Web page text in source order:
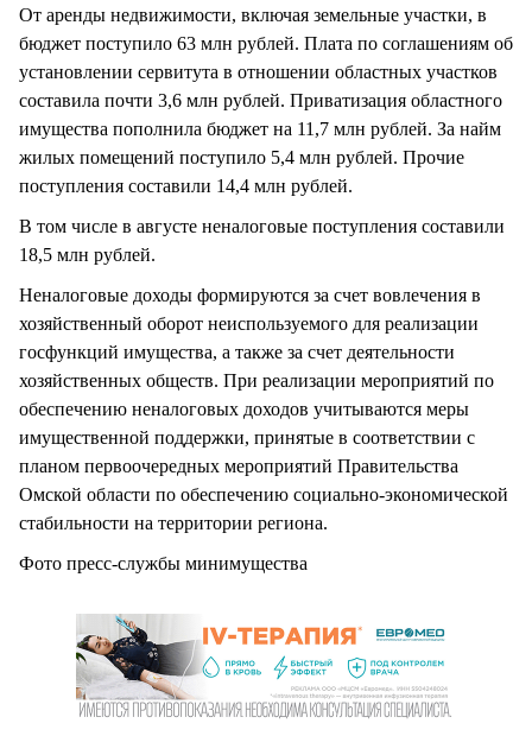
От аренды недвижимости, включая земельные участки, в
бюджет поступило 63 млн рублей. Плата по соглашениям об
установлении сервитута в отношении областных участков
составила почти 3,6 млн рублей. Приватизация областного
имущества пополнила бюджет на 11,7 млн рублей. За найм
жилых помещений поступило 5,4 млн рублей. Прочие
поступления составили 14,4 млн рублей.
В том числе в августе неналоговые поступления составили
18,5 млн рублей.
Неналоговые доходы формируются за счет вовлечения в
хозяйственный оборот неиспользуемого для реализации
госфункций имущества, а также за счет деятельности
хозяйственных обществ. При реализации мероприятий по
обеспечению неналоговых доходов учитываются меры
имущественной поддержки, принятые в соответствии с
планом первоочередных мероприятий Правительства
Омской области по обеспечению социально-экономической
стабильности на территории региона.
Фото пресс-службы минимущества